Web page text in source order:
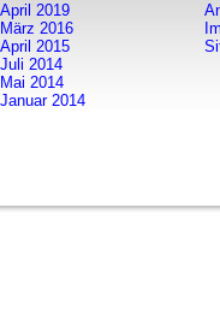
April 2019
März 2016
April 2015
Juli 2014
Mai 2014
Januar 2014